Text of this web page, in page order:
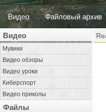
Видео Файловый архив
Видео
Мувики
Видео обзоры
Видео уроки
Киберспорт
Видео приколы
Файлы